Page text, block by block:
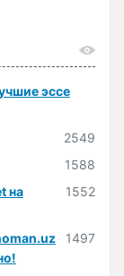
эссе
2549
1588
на
1552
1497